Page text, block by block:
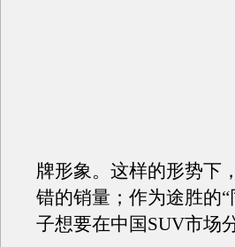
牌形象。这样的形势下，
错的销量；作为途胜的
子想要在中国SUV市场